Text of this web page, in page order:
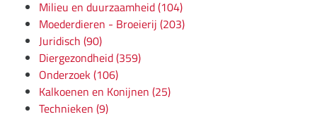
Milieu en duurzaamheid(104)
Moederdieren - Broeierij (203)
Juridisch (90)
Diergezondheid(359)
Onderzoek(106)
Kalkoenen en Konijnen (25)
Technieken (9)